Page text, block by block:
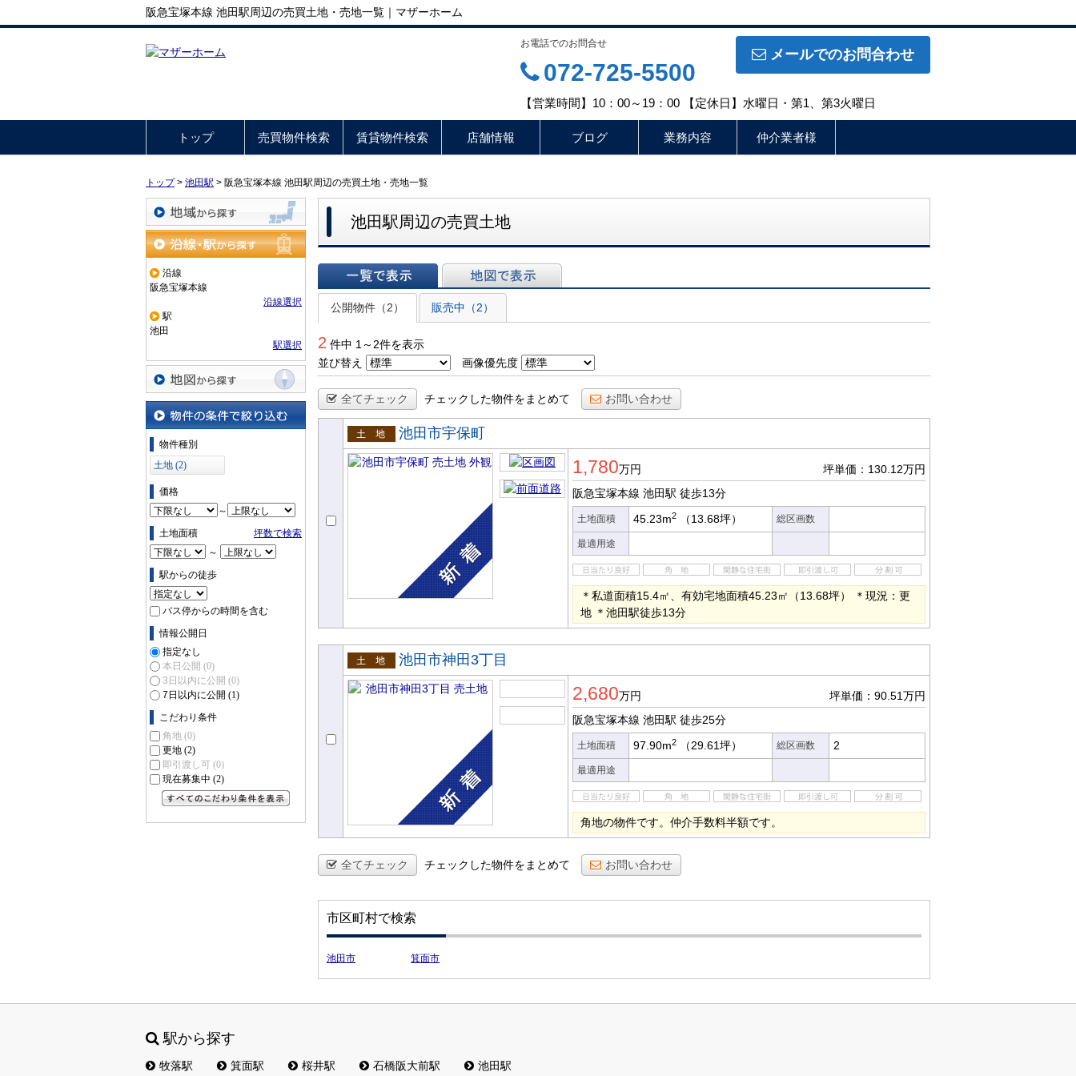
阪急宝塚本線 池田駅周辺の売買土地・売地一覧｜マザーホーム
メールでのお問合わせ
お電話でのお問合せ
072-725-5500
【営業時間】10：00～19：00 【定休日】水曜日・第1、第3火曜日
トップ 売買物件検索 賃貸物件検索 店舗情報 ブログ 業務内容 仲介業者様
トップ> 池田駅 > 阪急宝塚本線 池田駅周辺の売買土地・売地一覧
地域から探す
沿線・駅から探す
沿線
阪急宝塚本線
沿線選択
駅
池田
駅選択
地図から探す
物件の条件で絞り込む
物件種別
土地 (2)
価格
～
土地面積
坪数で検索
～
駅からの徒歩
バス停からの時間を含む
情報公開日
指定なし
本日公開 (0)
3日以内に公開 (0)
7日以内に公開 (1)
こだわり条件
角地 (0)
更地 (2)
即引渡し可 (0)
現在募集中 (2)
池田駅周辺の売買土地
一覧で表示
地図で表示
公開物件（2）
販売中（2）
2 件中 1～2件を表示
並び替え
画像優先度
全てチェック チェックした物件をまとめて お問い合わせ
売土地
池田市宇保町
1,780万円
坪単価：130.12万円
阪急宝塚本線 池田駅 徒歩13分
土地面積 45.23m2 （13.68坪） 総区画数
最適用途
＊私道面積15.4㎡、有効宅地面積45.23㎡（13.68坪） ＊現況：更
地 ＊池田駅徒歩13分
売土地
池田市神田3丁目
2,680万円
坪単価：90.51万円
阪急宝塚本線 池田駅 徒歩25分
土地面積 97.90m2 （29.61坪） 総区画数 2
最適用途
角地の物件です。仲介手数料半額です。
全てチェック チェックした物件をまとめて お問い合わせ
市区町村で検索
池田市 箕面市
駅から探す
牧落駅 箕面駅 桜井駅 石橋阪大前駅 池田駅